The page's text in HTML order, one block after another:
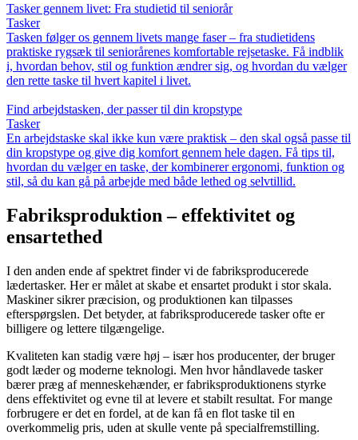
Tasker gennem livet: Fra studietid til seniorår
Tasker
Tasken følger os gennem livets mange faser – fra studietidens
praktiske rygsæk til seniorårenes komfortable rejsetaske. Få indblik
i, hvordan behov, stil og funktion ændrer sig, og hvordan du vælger
den rette taske til hvert kapitel i livet.
Find arbejdstasken, der passer til din kropstype
Tasker
En arbejdstaske skal ikke kun være praktisk – den skal også passe til
din kropstype og give dig komfort gennem hele dagen. Få tips til,
hvordan du vælger en taske, der kombinerer ergonomi, funktion og
stil, så du kan gå på arbejde med både lethed og selvtillid.
Fabriksproduktion – effektivitet og
ensartethed
I den anden ende af spektret finder vi de fabriksproducerede
lædertasker. Her er målet at skabe et ensartet produkt i stor skala.
Maskiner sikrer præcision, og produktionen kan tilpasses
efterspørgslen. Det betyder, at fabriksproducerede tasker ofte er
billigere og lettere tilgængelige.
Kvaliteten kan stadig være høj – især hos producenter, der bruger
godt læder og moderne teknologi. Men hvor håndlavede tasker
bærer præg af menneskehænder, er fabriksproduktionens styrke
dens effektivitet og evne til at levere et stabilt resultat. For mange
forbrugere er det en fordel, at de kan få en flot taske til en
overkommelig pris, uden at skulle vente på specialfremstilling.